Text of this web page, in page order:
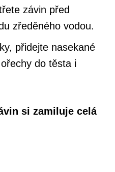
závin před
zředěného vodou.
přidejte nasekané
do těsta i
si zamiluje celá